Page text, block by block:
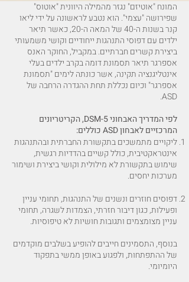
המונח "אוטיזם" נגזר מהמילה היוונית "אוטוס"
שפירושה "עצמי". הוא נטבע לראשונה על ידי ליאו
קנר בשנות ה-40 של המאה ה-20, כאשר תיאר
ילדים עם דפוסי התנהגות ייחודיים וקושי משמעותי
ביצירת קשרים חברתיים. במקביל, החוקר האנס
אספרגר תיאר תסמונת דומה בקרב ילדים בעלי
אינטליגנציה תקינה, אשר כונתה לימים "תסמונת
אספרגר" וכיום נכללת תחת ההגדרה הרחבה של
ASD.
לפי המדריך האבחוני DSM-5, הקריטריונים
המרכזיים לאבחון ASD כוללים:
ליקויים מתמשכים בתקשורת החברתית ובהתנהגות
אינטראקטיבית, כולל קשיים בהדדיות רגשית,
שימוש בתקשורת לא מילולית וקושי ביצירת ושימור
מערכות יחסים.
דפוסים חוזרים ונשנים של התנהגות, תחומי עניין
ופעילות, כגון דיבור חזרתי, הצמדות לשגרה, תחומי
עניין מצומצמים ותגובות חושיות לא טיפוסיות.
בנוסף, התסמינים חייבים להופיע בשלבים מוקדמים
של ההתפתחות, ולפגוע באופן ממשי בתפקוד
היומיומי.